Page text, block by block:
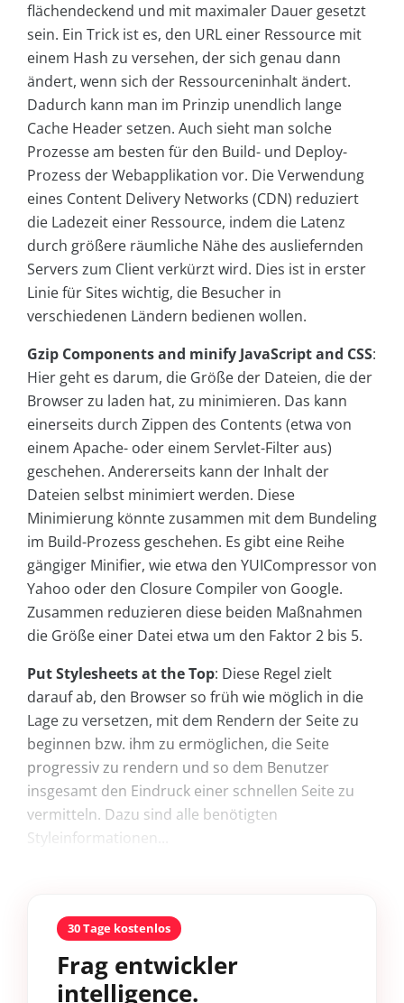
flächendeckend und mit maximaler Dauer gesetzt
sein. Ein Trick ist es, den URL einer Ressource mit
einem Hash zu versehen, der sich genau dann
ändert, wenn sich der Ressourceninhalt ändert.
Dadurch kann man im Prinzip unendlich lange
Cache Header setzen. Auch sieht man solche
Prozesse am besten für den Build- und Deploy-
Prozess der Webapplikation vor. Die Verwendung
eines Content Delivery Networks (CDN) reduziert
die Ladezeit einer Ressource, indem die Latenz
durch größere räumliche Nähe des ausliefernden
Servers zum Client verkürzt wird. Dies ist in erster
Linie für Sites wichtig, die Besucher in
verschiedenen Ländern bedienen wollen.
Gzip Components and minify JavaScript and CSS:
Hier geht es darum, die Größe der Dateien, die der
Browser zu laden hat, zu minimieren. Das kann
einerseits durch Zippen des Contents (etwa von
einem Apache- oder einem Servlet-Filter aus)
geschehen. Andererseits kann der Inhalt der
Dateien selbst minimiert werden. Diese
Minimierung könnte zusammen mit dem Bundeling
im Build-Prozess geschehen. Es gibt eine Reihe
gängiger Minifier, wie etwa den YUICompressor von
Yahoo oder den Closure Compiler von Google.
Zusammen reduzieren diese beiden Maßnahmen
die Größe einer Datei etwa um den Faktor 2 bis 5.
Put Stylesheets at the Top: Diese Regel zielt
darauf ab, den Browser so früh wie möglich in die
Lage zu versetzen, mit dem Rendern der Seite zu
beginnen bzw. ihm zu ermöglichen, die Seite
progressiv zu rendern und so dem Benutzer
insgesamt den Eindruck einer schnellen Seite zu
vermitteln. Dazu sind alle benötigten
Styleinformationen...
30 Tage kostenlos
Frag entwickler
intelligence.